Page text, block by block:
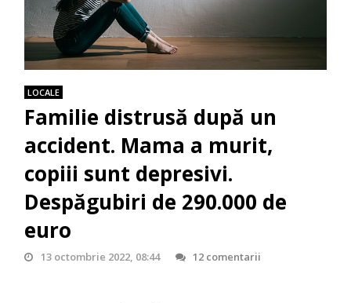
LOCALE
Familie distrusă după un
accident. Mama a murit,
copiii sunt depresivi.
Despăgubiri de 290.000 de
euro
13 octombrie 2022, 08:44 12 comentarii